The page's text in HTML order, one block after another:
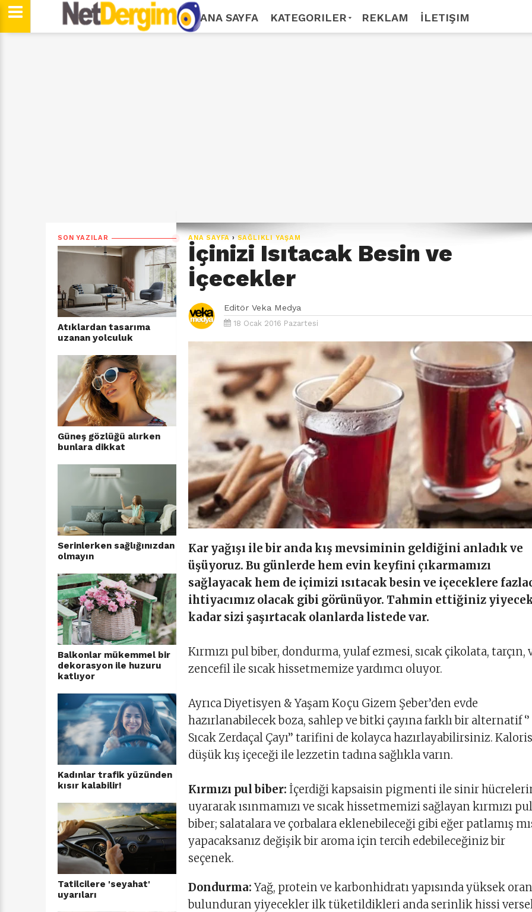
ANA SAYFA KATEGORILER REKLAM İLETIŞIM
SON YAZILAR
Atıklardan tasarıma
uzanan yolculuk
Güneş gözlüğü alırken
bunlara dikkat
Serinlerken sağlığınızdan
olmayın
Balkonlar mükemmel bir
dekorasyon ile huzuru
katlıyor
Kadınlar trafik yüzünden
kısır kalabilir!
Tatilcilere 'seyahat'
uyarıları
ANA SAYFA › SAĞLIKLI YAŞAM
İçinizi Isıtacak Besin ve
İçecekler
Editör Veka Medya
18 Ocak 2016 Pazartesi
Kar yağışı ile bir anda kış mevsiminin geldiğini anladık ve
üşüyoruz. Bu günlerde hem evin keyfini çıkarmamızı
sağlayacak hem de içimizi ısıtacak besin ve içeceklere
ihtiyacımız olacak gibi görünüyor. Tahmin ettiğiniz
kadar sizi şaşırtacak olanlarda listede var.
Kırmızı pul biber, dondurma, yulaf ezmesi, sıcak çikolata, tarçın,
zencefil ile sıcak hissetmemize yardımcı oluyor.
Ayrıca Diyetisyen & Yaşam Koçu Gizem Şeber’den evde
hazırlanabilecek boza, sahlep ve bitki çayına farklı bir alternatif ‘’
Sıcak Zerdaçal Çayı’’ tarifini de kolayca hazırlayabilirsiniz.
düşük kış içeceği ile lezzetin tadına sağlıkla varın.
Kırmızı pul biber: İçerdiği kapsaisin pigmenti ile sinir
uyararak ısınmamızı ve sıcak hissetmemizi sağlayan kırmızı pul
biber; salatalara ve çorbalara eklenebileceği gibi eğer patlamış
yapacaksanız değişik bir aroma için tercih edebileceğiniz bir
seçenek.
Dondurma:Yağ, protein ve karbonhidratı yapısında yüksek
bulunduran yiyecekler ilk tüketildikleri anda serinlik hissi